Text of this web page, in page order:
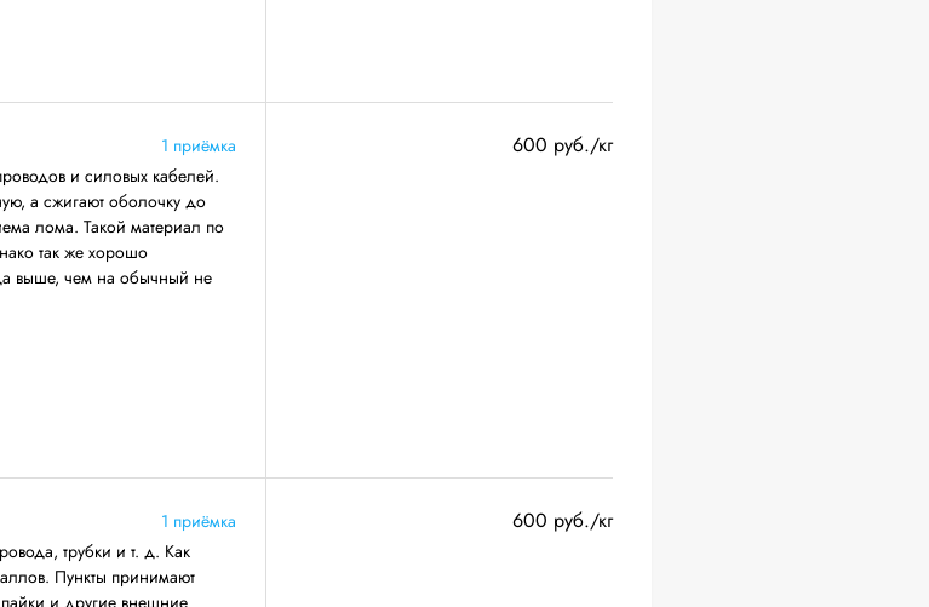
1 приёмка
и силовых кабелей.
а сжигают оболочку до
лома. Такой материал по
так же хорошо
выше, чем на обычный не
600 руб./кг
1 приёмка
трубки и т. д. Как
Пункты принимают
и другие внешние
600 руб./кг